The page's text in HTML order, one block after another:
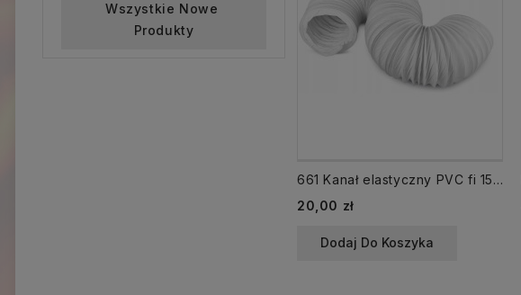
Wszystkie Nowe
Produkty
661 Kanał elastyczny PVC fi 150 mm długość 1m Vents
Cena
20,00 zł
Dodaj Do Koszyka